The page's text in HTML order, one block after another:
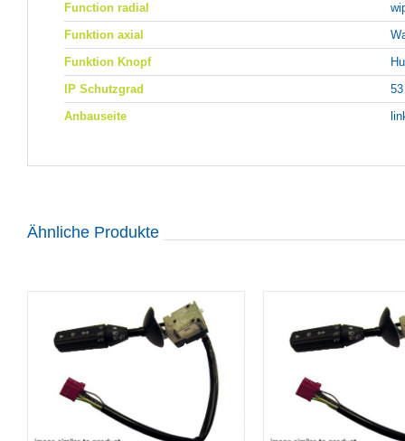
Function radial
Funktion axial
Funktion Knopf
IP Schutzgrad
53
Anbauseite
Ähnliche Produkte